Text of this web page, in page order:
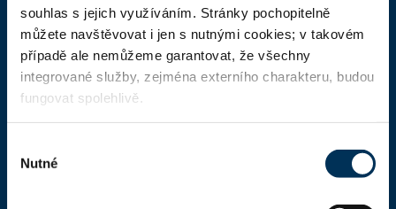
souhlas s jejich využíváním. Stránky pochopitelně
můžete navštěvovat i jen s nutnými cookies; v takovém
případě ale nemůžeme garantovat, že všechny
integrované služby, zejména externího charakteru, budou
fungovat spolehlivě.
souhlasu
Nutné
Aktuality
Dokumenty a formuláře
Pro veřejnost